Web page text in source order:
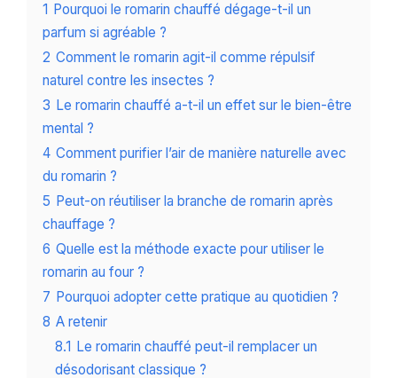
1 Pourquoi le romarin chauffé dégage-t-il un
parfum si agréable ?
2 Comment le romarin agit-il comme répulsif
naturel contre les insectes ?
3 Le romarin chauffé a-t-il un effet sur le bien-être
mental ?
4 Comment purifier l’air de manière naturelle avec
du romarin ?
5 Peut-on réutiliser la branche de romarin après
chauffage ?
6 Quelle est la méthode exacte pour utiliser le
romarin au four ?
7 Pourquoi adopter cette pratique au quotidien ?
8 A retenir
8.1 Le romarin chauffé peut-il remplacer un
désodorisant classique ?